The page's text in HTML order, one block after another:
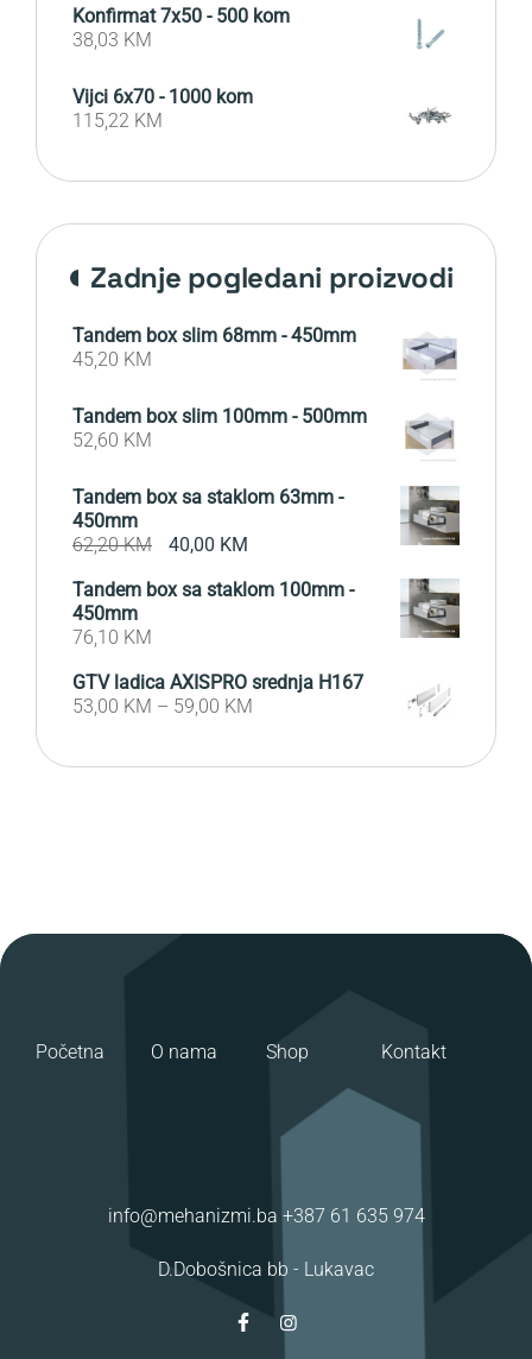
Konfirmat 7x50 - 500 kom
38,03 KM
Vijci 6x70 - 1000 kom
115,22 KM
zadnje pogledani proizvodi
Tandem box slim 68mm - 450mm
45,20 KM
Tandem box slim 100mm - 500mm
52,60 KM
Tandem box sa staklom 63mm -
450mm
62,20KM
Original
was:
40,00 KM
is:
Tandem box sa staklom 100mm -
450mm
76,10 KM
GTV ladica AXISPRO srednja H167
53,00 KM – 59,00 KM
Početna O nama Shop Kontakt
info@mehanizmi.ba +387 61 635 974
D.Dobošnica bb - Lukavac